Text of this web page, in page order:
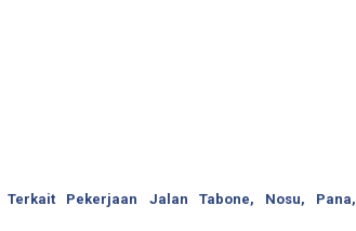
Pekerjaan Jalan Tabone, Nosu, Pana,